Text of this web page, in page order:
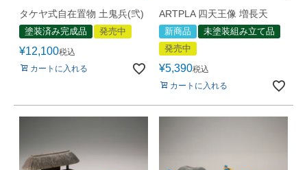
タケヤ式自在置物 土鬼兵(弐)
塗装済み完成品 発売中
¥12,100税込
カートに入れる
ARTPLA 四天王像 増長天
新商品
未塗装組み立て品
発売中
¥5,390税込
カートに入れる